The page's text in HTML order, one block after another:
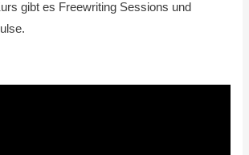
gibt es Freewriting Sessions und